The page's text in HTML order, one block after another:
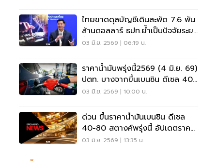
ไทยขาดดุลบัญชีเดินสะพัด 7.6 พัน
ล้านดอลลาร์ ธปท.ย้ำเป็นปัจจัยระยะ
สั้น
03 มิ.ย. 2569 | 06:19 น.
ราคาน้ำมันพรุ่งนี้2569 (4 มิ.ย. 69)
ปตท. บางจากขึ้นเบนซิน ดีเซล 40-
80 สตางค์
03 มิ.ย. 2569 | 10:00 น.
ด่วน ขึ้นราคาน้ำมันเบนซิน ดีเซล
40-80 สตางค์พรุ่งนี้ อัปเดตราคา
บางจาก ปตท.
03 มิ.ย. 2569 | 13:35 น.